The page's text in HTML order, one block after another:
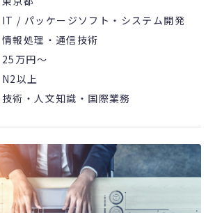
IT / パッケージソフト・システム開発
情報処理・通信技術
25万円〜
N2以上
技術・人文知識・国際業務